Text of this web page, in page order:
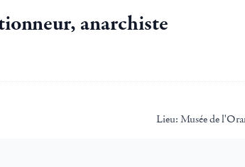
anarchiste
Lieu: Musée de